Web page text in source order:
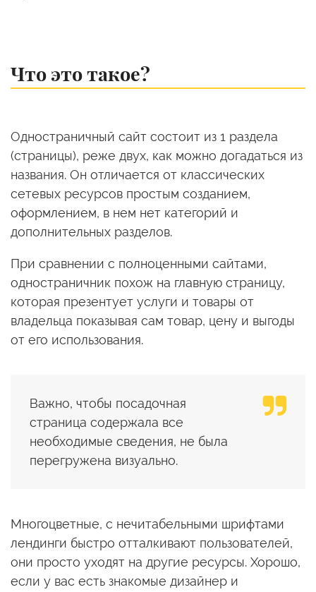
Что это такое?
Одностраничный сайт состоит из 1 раздела
(страницы), реже двух, как можно догадаться из
названия. Он отличается от классических
сетевых ресурсов простым созданием,
оформлением, в нем нет категорий и
дополнительных разделов.
При сравнении с полноценными сайтами,
одностраничник похож на главную страницу,
которая презентует услуги и товары от
владельца показывая сам товар, цену и выгоды
от его использования.
Важно, чтобы посадочная
страница содержала все
необходимые сведения, не была
перегружена визуально.
Многоцветные, с нечитабельными шрифтами
лендинги быстро отталкивают пользователей,
они просто уходят на другие ресурсы. Хорошо,
если у вас есть знакомые дизайнер и